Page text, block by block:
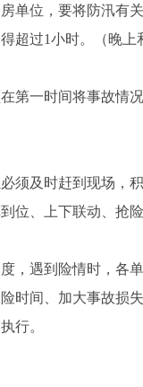
单位，要将防汛有
超过1小时。（晚
第一时间将事故情
须及时赶到现场，
位、上下联动、抢
，遇到险情时，各
时间、加大事故损
行。